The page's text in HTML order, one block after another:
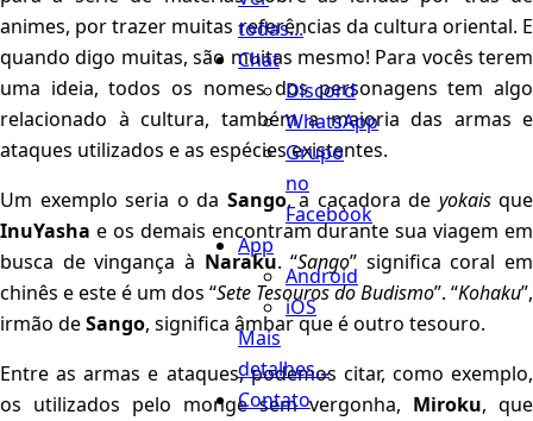
todas...
Chat
Discord
WhatsApp
Grupo
no
Facebook
App
Android
iOS
Mais
detalhes...
Contato
animes, por trazer muitas referências da cultura oriental. E
quando digo muitas, são muitas mesmo! Para vocês terem
uma ideia, todos os nomes dos personagens tem algo
relacionado à cultura, também a maioria das armas e
ataques utilizados e as espécies existentes.
Um exemplo seria o da Sango, a caçadora de yokaisque
InuYasha e os demais encontram durante sua viagem em
busca de vingança à Naraku. “Sango” significa coral em
chinês e este é um dos “Sete Tesouros do Budismo”. “Kohaku”,
irmão deSango, significa âmbar que é outro tesouro.
Entre as armas e ataques, podemos citar, como exemplo,
os utilizados pelo monge sem vergonha, Miroku, que